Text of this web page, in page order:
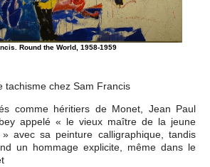
Round the World, 1958-1959
tachisme chez Sam Francis
comme héritiers de Monet, Jean Paul
appelé « le vieux maître de la jeune
avec sa peinture calligraphique, tandis
un hommage explicite, même dans le